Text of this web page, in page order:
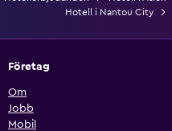
Hotell i Nantou City
Företag
Om
Jobb
Mobil